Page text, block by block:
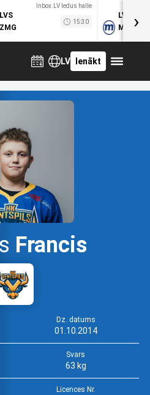
Inbox.LV ledus halle
LVS
ZMG
15:30
LVB
MOG›
LV Ienākt
Francis
Dz. datums
01.10.2014
Svars
63 kg
Licences Nr.